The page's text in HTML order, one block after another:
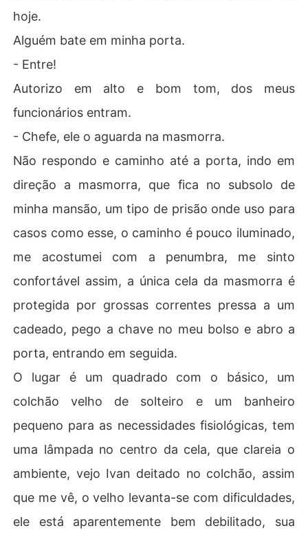
hoje.
Alguém bate em minha porta.
- Entre!
Autorizo em alto e bom tom, dos meus
funcionários entram.
- Chefe, ele o aguarda na masmorra.
Não respondo e caminho até a porta, indo em
direção a masmorra, que fica no subsolo de
minha mansão, um tipo de prisão onde uso para
casos como esse, o caminho é pouco iluminado,
me acostumei com a penumbra, me sinto
confortável assim, a única cela da masmorra é
protegida por grossas correntes pressa a um
cadeado, pego a chave no meu bolso e abro a
porta, entrando em seguida.
O lugar é um quadrado com o básico, um
colchão velho de solteiro e um banheiro
pequeno para as necessidades fisiológicas, tem
uma lâmpada no centro da cela, que clareia o
ambiente, vejo Ivan deitado no colchão, assim
que me vê, o velho levanta-se com dificuldades,
ele está aparentemente bem debilitado, sua